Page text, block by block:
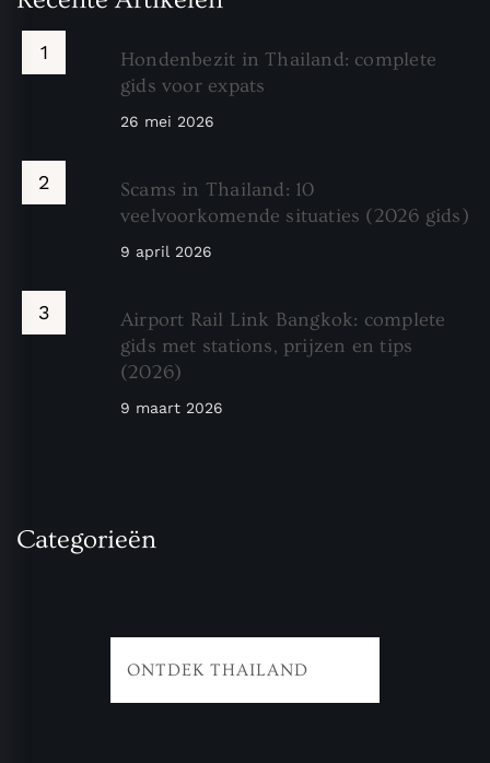
Hondenbezit in Thailand: complete
gids voor expats
26 mei 2026
Scams in Thailand: 10
veelvoorkomende situaties (2026 gids)
9 april 2026
Airport Rail Link Bangkok: complete
gids met stations, prijzen en tips
(2026)
9 maart 2026
Categorieën
ONTDEK THAILAND